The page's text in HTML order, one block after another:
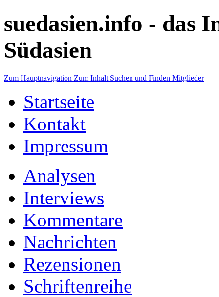
suedasien.info - das
Südasien
Zum Hauptnavigation Zum Inhalt Suchen und Finden Mitglieder
Startseite
Kontakt
Impressum
Analysen
Interviews
Kommentare
Nachrichten
Rezensionen
Schriftenreihe